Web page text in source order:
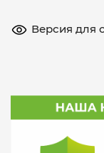
Версия для